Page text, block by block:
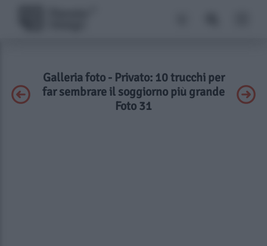
Galleria foto - Privato: 10 trucchi per
far sembrare il soggiorno più grande
Foto 31